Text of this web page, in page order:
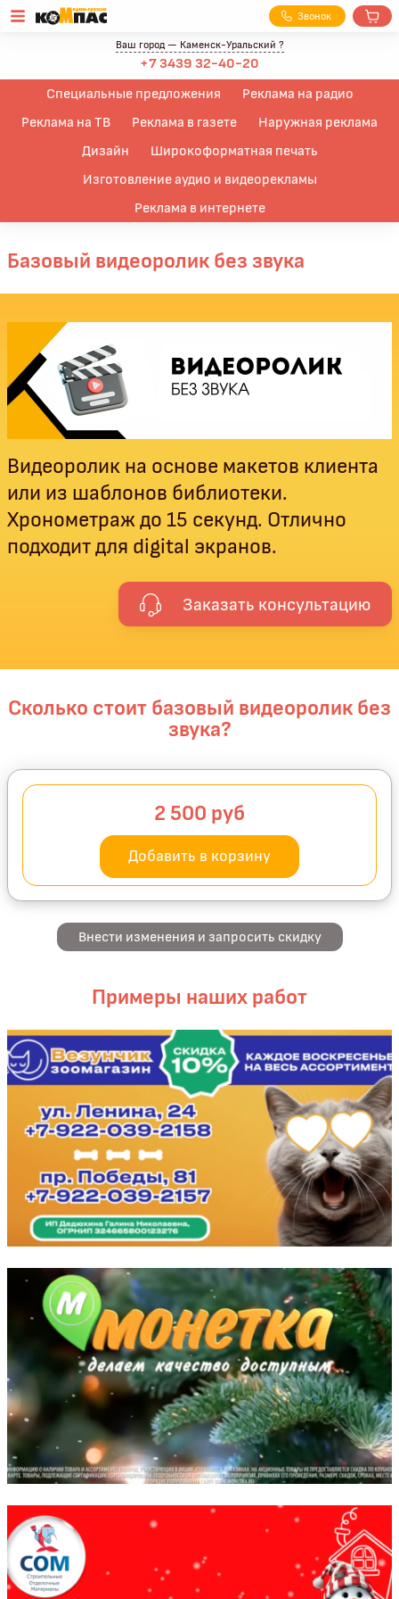
Звонок
Ваш город — Каменск-Уральский ?
+7 3439 32-40-20
Специальные предложения
Реклама на радио
Реклама на ТВ
Реклама в газете
Наружная реклама
Дизайн
Широкоформатная печать
Изготовление аудио и видеорекламы
Реклама в интернете
Базовый видеоролик без звука
Видеоролик на основе макетов клиента
или из шаблонов библиотеки.
Хронометраж до 15 секунд. Отлично
подходит для digital экранов.
Заказать консультацию
Сколько стоит базовый видеоролик без
звука?
2 500 руб
Добавить в корзину
Внести изменения и запросить скидку
Примеры наших работ